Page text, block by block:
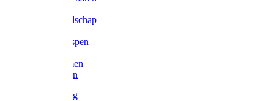
Meetgereedschap
Vijlen / Raspen
Lijmklemmen
Waterpassen
Bouwbeslag